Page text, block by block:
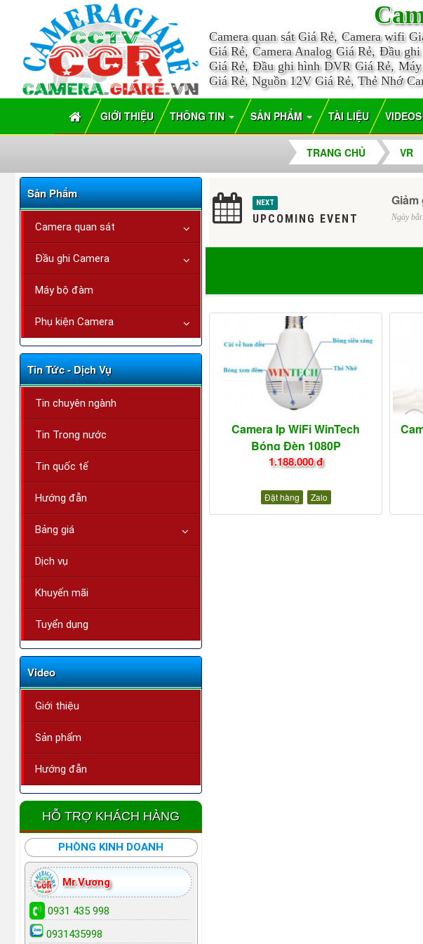
Camera quan sát Giá Rẻ, Camera wifi
Giá Rẻ, Camera Analog Giá Rẻ, Đầu
Giá Rẻ, Đầu ghi hình DVR Giá Rẻ, Máy
Giá Rẻ, Nguồn 12V Giá Rẻ, Thẻ Nhớ
GIỚI THIỆU THÔNG TIN SẢN PHẨM TÀI LIỆU VIDEOS
TRANG CHỦ VR
NEXT
UPCOMING EVENT
Giảm
Ngày
Camera Ip WiFi WinTech
Bóng Đèn 1080P
1.188.000 đ
Đặt hàng Zalo
Sản Phẩm
Camera quan sát
Đầu ghi Camera
Máy bộ đàm
Phụ kiện Camera
Tin Tức - Dịch Vụ
Tin chuyên ngành
Tin Trong nước
Tin quốc tế
Hướng đẫn
Bảng giá
Dịch vụ
Khuyến mãi
Tuyển dụng
Video
Giới thiệu
Sản phẩm
Hướng đẫn
HỖ TRỢ KHÁCH HÀNG
PHÒNG KINH DOANH
Mr.Vương
0931 435 998
0931435998